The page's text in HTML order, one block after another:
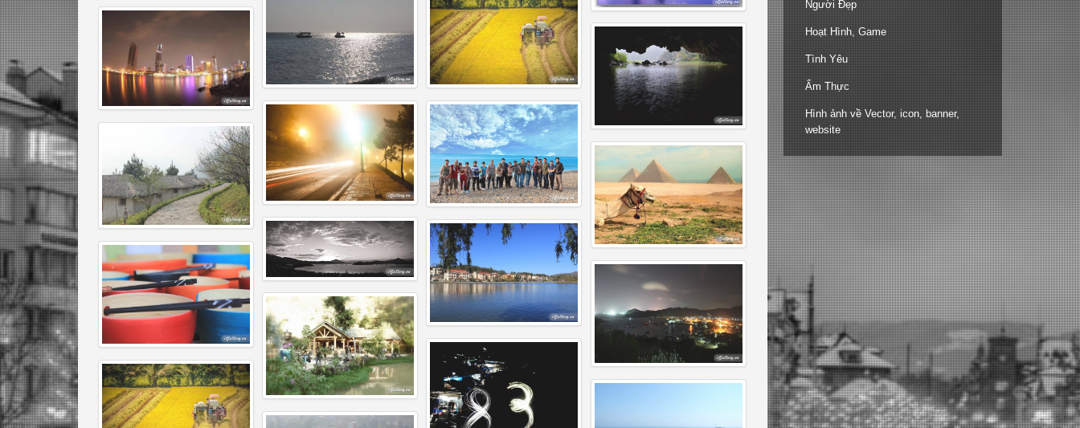
Người Đẹp
Hoạt Hình, Game
Tình Yêu
Ẩm Thực
Hình ảnh về Vector, icon, banner,
website